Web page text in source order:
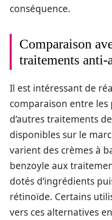
conséquence.
Comparaison
traitements anti-
Il est intéressant de
comparaison entre
d’autres traitements
disponibles sur le
varient des crèmes à
benzoyle aux
dotés d’ingrédients
rétinoïde. Certains
vers ces alternatives